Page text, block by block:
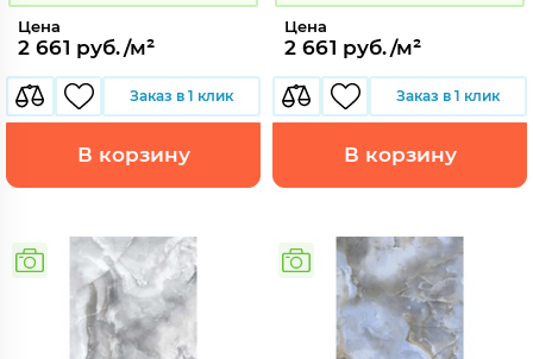
Цена
2 661 руб./м²
Заказ в 1 клик
В корзину
Цена
2 661 руб./м²
Заказ в 1 клик
В корзину